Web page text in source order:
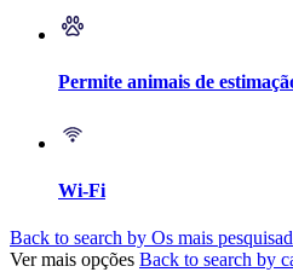
Permite animais de
Wi-Fi
Back to search by Os mais
Ver mais opções Back to search by